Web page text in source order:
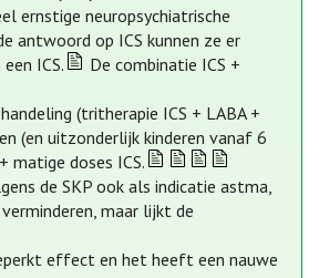
ernstige neuropsychiatrische
antwoord op ICS kunnen ze er
ICS.
De combinatie ICS +
(tritherapie ICS + LABA +
(en uitzonderlijk kinderen vanaf 6
matige doses ICS.
de SKP ook als indicatie astma,
maar lijkt de
effect en het heeft een nauwe